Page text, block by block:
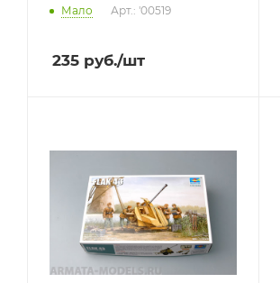
Мало Арт.: '00519
235 руб./шт